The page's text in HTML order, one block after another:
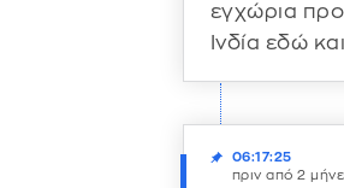
εγχώρια
Ινδία εδώ
06:17:25
πριν από 2